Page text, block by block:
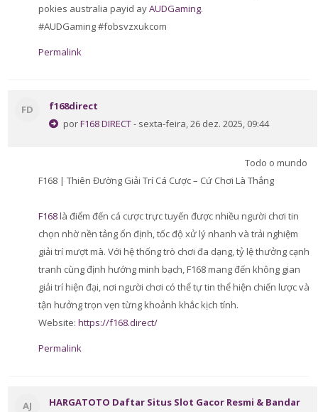
pokies australia payid ayAUDGaming.
#AUDGaming #fobsvzxukcom
Permalink
FD
f168direct
porF168 DIRECT- sexta-feira, 26 dez. 2025, 09:44
Todo o mundo
F168 | Thiên Đường Giải Trí Cá Cược – Cứ Chơi Là Thắng
F168là điểm đến cá cược trực tuyến được nhiều người chơi tin
chọn nhờ nền tảng ổn định, tốc độ xử lý nhanh và trải nghiệm
giải trí mượt mà. Với hệ thống trò chơi đa dạng, tỷ lệ thưởng cạnh
tranh cùng định hướng minh bạch, F168 mang đến không gian
giải trí hiện đại, nơi người chơi có thể tự tin thể hiện chiến lược và
tận hưởng trọn vẹn từng khoảnh khắc kịch tính.
Website: https://f168.direct/
Permalink
AJ
HARGATOTO Daftar Situs Slot Gacor Resmi & Bandar